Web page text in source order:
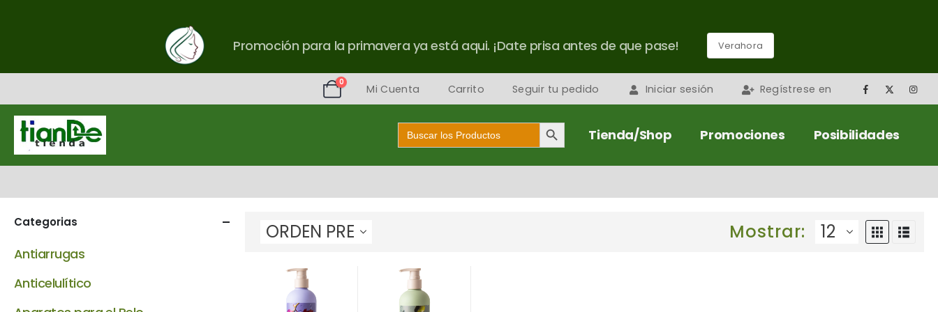
Promoción para la primavera ya está aqui. ¡Date prisa antes de que pase! Verahora
0
Mi Cuenta Carrito Seguir tu pedido Iniciar sesión Regístrese en
Buscar: Botón de búsqueda
Tienda/Shop Promociones Posibilidades
Mostrar:
Categorias
Antiarrugas
Anticelulítico